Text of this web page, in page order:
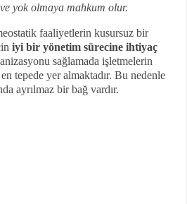
yok olmaya mahkum olur.
faaliyetlerin kusursuz bir
iyi bir yönetim sürecine ihtiyaç
sağlamada işletmelerin
tepede yer almaktadır. Bu nedenle
ayrılmaz bir bağ vardır.